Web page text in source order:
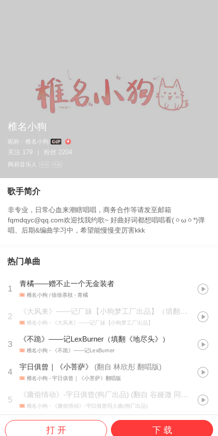
椎名小狗
昵称： 椎名小狗
关注 179 粉丝 2204
网易音乐人
歌手简介
非专业，日常心血来潮瞎唱唱，商务合作等请发至邮箱
fqmdqyc@qq.com欢迎找我约歌~ 好曲好词都想唱唱看(ㆁωㆁ*)弹
唱、后期&编曲学习中，希望能慢慢变厉害kkk
热门单曲
1
青橘——赠不止一个无金装者
椎名小狗 / 徐徐荼枝 - 青橘
2
《大风来》——记厂妹【小狗梦工厂出品】（填翻《钟无艳》）
椎名小狗 - 《大风来》——记厂妹【小狗梦工厂出品】
3
《不跪》——记LexBurner（填翻《地尽头》）
椎名小狗 - 《不跪》——记LexBurner
4
宇日俱曾｜《小菩萨》 (翻自 林欣彤 翻唱版)
椎名小狗 - 宇日俱曾｜《小菩萨》翻唱版
5
《庸俗情动》-宇日俱曾(狗厂出品) (翻自 谷娅溦 同人曲
椎名小狗 - 《庸俗情动》-宇日俱曾同人曲(狗厂出品)
打 开 下 载